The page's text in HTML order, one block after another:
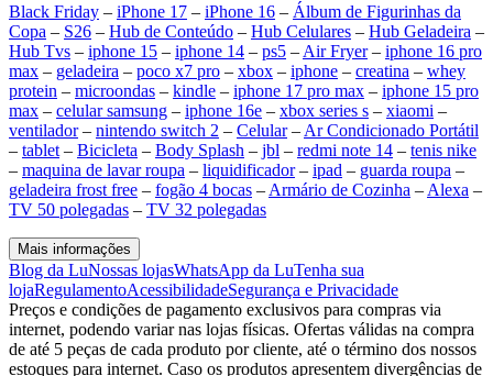
Black Friday – iPhone 17 – iPhone 16 – Álbum de Figurinhas da
Copa – S26 – Hub de Conteúdo – Hub Celulares – Hub Geladeira –
Hub Tvs – iphone 15 – iphone 14 – ps5 – Air Fryer– iphone 16 pro
max – geladeira – poco x7 pro – xbox – iphone – creatina – whey
protein – microondas – kindle – iphone 17 pro max – iphone 15 pro
max – celular samsung – iphone 16e – xbox series s – xiaomi –
ventilador– nintendo switch 2 – Celular– Ar Condicionado Portátil
– tablet – Bicicleta – Body Splash – jbl – redmi note 14 – tenis nike
– maquina de lavar roupa – liquidificador– ipad – guarda roupa –
geladeira frost free – fogão 4 bocas – Armário de Cozinha – Alexa –
TV 50 polegadas – TV 32 polegadas
Mais informações
Blog da LuNossas lojasWhatsApp da LuTenha sua
lojaRegulamentoAcessibilidadeSegurança e Privacidade
Preços e condições de pagamento exclusivos para compras via
internet, podendo variar nas lojas físicas. Ofertas válidas na compra
de até 5 peças de cada produto por cliente, até o término dos nossos
estoques para internet. Caso os produtos apresentem divergências de